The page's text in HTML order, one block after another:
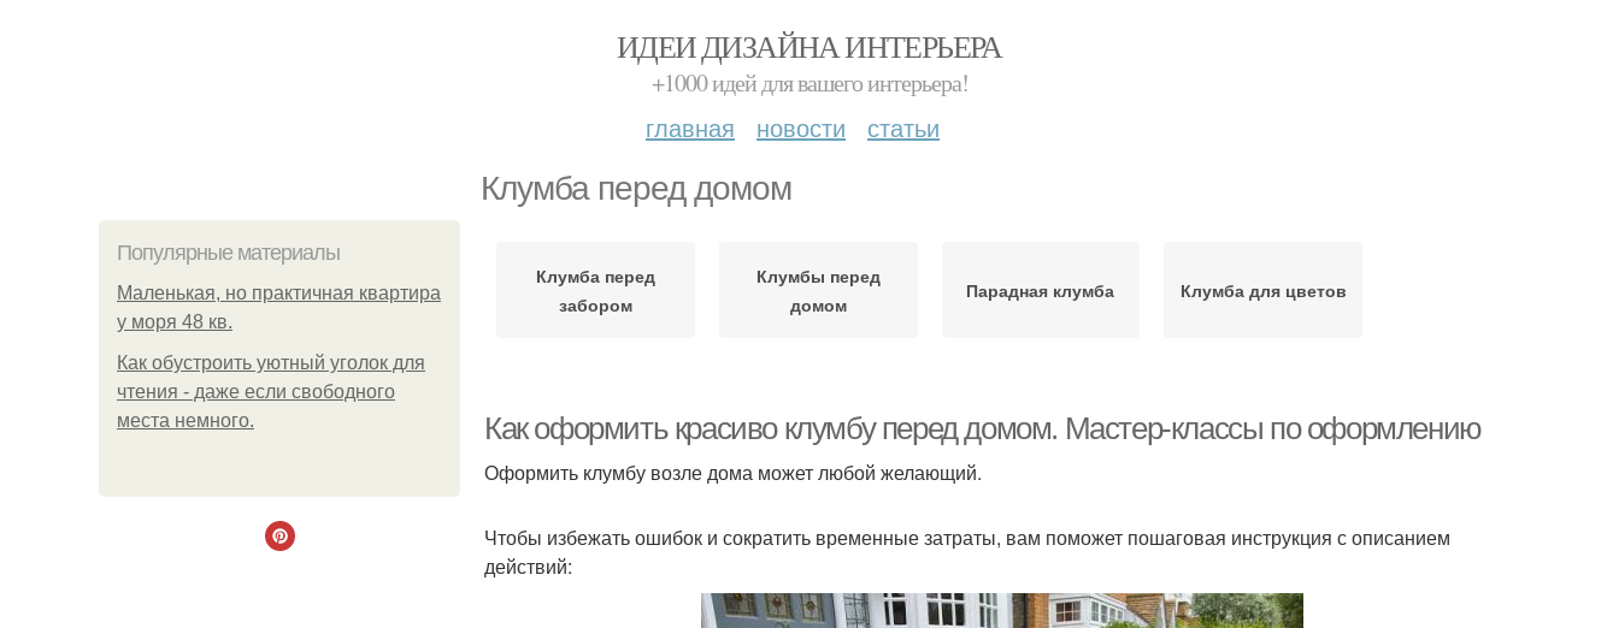
ИДЕИ ДИЗАЙНА ИНТЕРЬЕРА
+1000 идей для вашего интерьера!
главная новости статьи
Клумба перед домом
Популярные материалы
Маленькая, но практичная квартира
у моря 48 кв.
Как обустроить уютный уголок для
чтения - даже если свободного
места немного.
Клумба перед
забором
Клумбы перед
домом
Парадная клумба Клумба для цветов
Как оформить красиво клумбу перед домом. Мастер-классы по оформлению
Оформить клумбу возле дома может любой желающий.
Чтобы избежать ошибок и сократить временные затраты, вам поможет пошаговая инструкция с описанием
действий: